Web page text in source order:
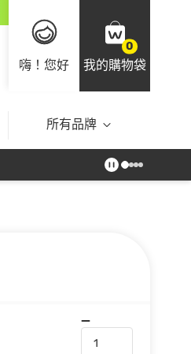
嗨！您好
0
我的購物袋
所有品牌